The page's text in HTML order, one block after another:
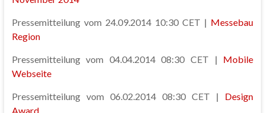
Pressemitteilung vom 24.09.2014 10:30 CET | Messebau
Region
Pressemitteilung vom 04.04.2014 08:30 CET | Mobile
Webseite
Pressemitteilung vom 06.02.2014 08:30 CET | Design
Award